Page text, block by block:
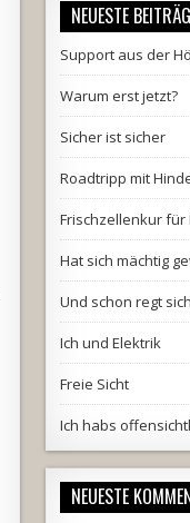
NEUESTE
Support aus der
Warum erst jetzt?
Sicher ist sicher
Roadtripp mit
Frischzellenkur für
Hat sich mächtig
Und schon regt
Ich und Elektrik
Freie Sicht
Ich habs
NEUESTE